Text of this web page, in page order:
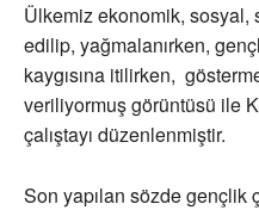
Ülkemiz ekonomik,
edilip, yağmalanırken,
kaygısına itilirken,
veriliyormuş görüntüsü ile
çalıştayı düzenlenmiştir.
Son yapılan sözde gençlik